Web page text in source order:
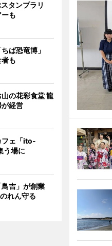
タンプラリ
も
ちば恐竜博」
も
の花彩食堂 龍
経営
フェ「ito-
場に
吉」が創業
れん守る